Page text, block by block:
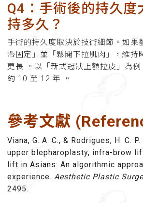
Q4：手術後的持久度
持多久？
手術的持久度取決於技術細節。如果
帶固定」並「鬆開下拉肌肉」，維持
更長 。以「新式冠狀上額拉皮」為
約 10 至 12 年 。
參考文獻
Viana, G. A. C., & Rodrigues, H. C.
upper blepharoplasty, infra-brow
lift in Asians: An algorithmic
experience. Aesthetic Plastic
2495.